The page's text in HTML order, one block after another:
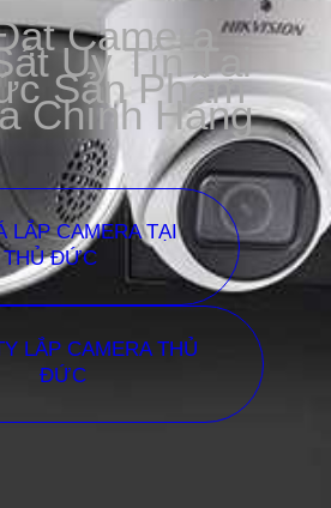
Camera
Uy Tín Tại
Sản Phẩm
Chính Hãng
LẮP CAMERA TẠI
THỦ ĐỨC
LẮP CAMERA THỦ
ĐỨC